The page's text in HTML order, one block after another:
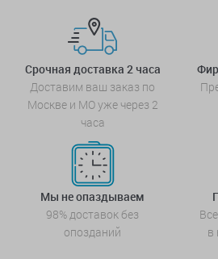
Срочная доставка 2 часа
Доставим ваш заказ по
Москве и МО уже через 2
часа
Мы не опаздываем
98% доставок без
опозданий
в